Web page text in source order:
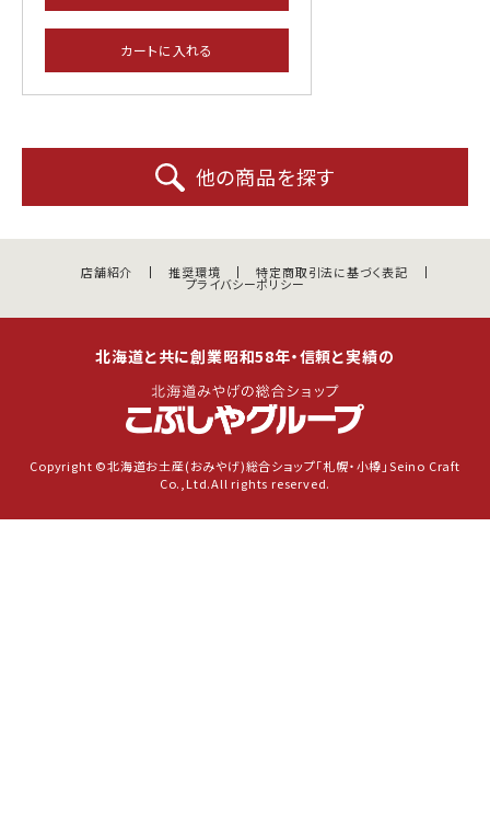
カートに入れる
他の商品を探す
店舗紹介 推奨環境 特定商取引法に基づく表記
プライバシーポリシー
北海道と共に創業昭和58年・信頼と実績の
Copyright ©北海道お土産(おみやげ)総合ショップ「札幌・小樽」Seino Craft
Co.,Ltd.All rights reserved.